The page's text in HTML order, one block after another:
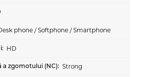
phone / Softphone / Smartphone
HD
Strong